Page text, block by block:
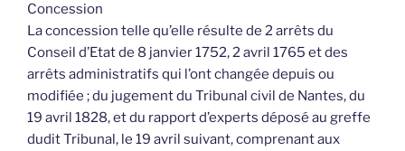
Concession
La concession telle qu’elle résulte de 2 arrêts du
Conseil d’Etat de 8 janvier 1752, 2 avril 1765 et des
arrêts administratifs qui l’ont changée depuis ou
modifiée ; du jugement du Tribunal civil de Nantes, du
19 avril 1828, et du rapport d’experts déposé au greffe
dudit Tribunal, le 19 avril suivant, comprenant aux